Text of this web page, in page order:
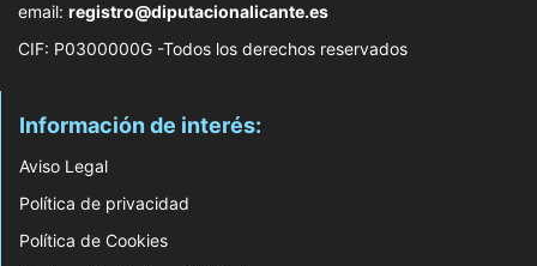
email: registro@diputacionalicante.es
CIF: P0300000G -Todos los derechos reservados
Información de interés:
Aviso Legal
Política de privacidad
Política de Cookies